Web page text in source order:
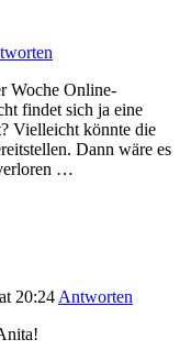
Woche Online-
findet sich ja eine
Vielleicht könnte die
Dann wäre es
…
at 20:24Antworten